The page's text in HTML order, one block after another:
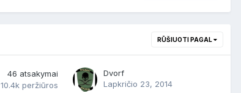
RŪŠIUOTI PAGAL
46 atsakymai
10.4k peržiūros
Dvorf
Lapkričio 23, 2014